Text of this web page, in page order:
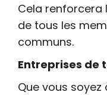
Cela renforcera
de tous les
communs.
Entreprises de
Que vous soyez